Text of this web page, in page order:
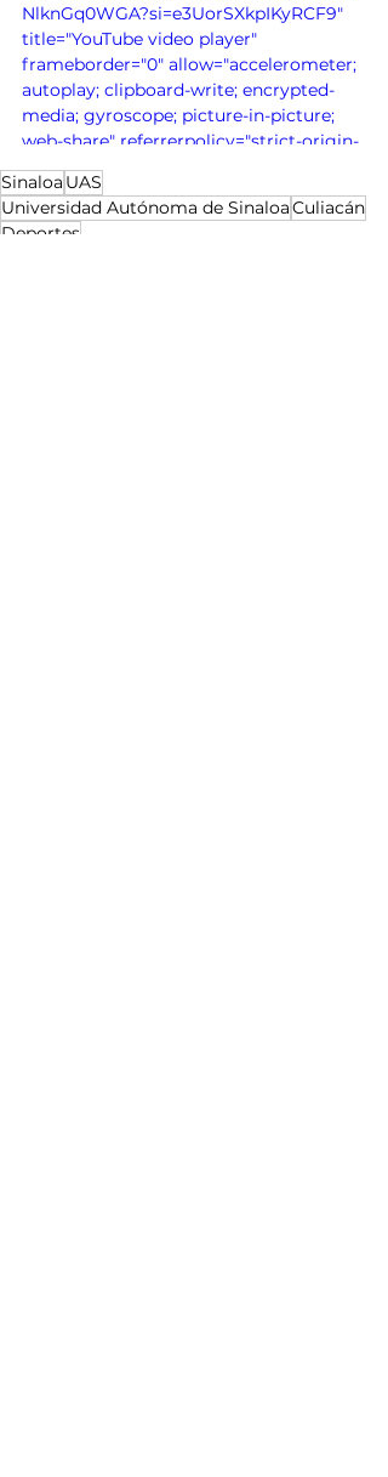
NlknGq0WGA?si=e3UorSXkpIKyRCF9"
title="YouTube video player"
frameborder="0" allow="accelerometer;
autoplay; clipboard-write; encrypted-
media; gyroscope; picture-in-picture;
web-share" referrerpolicy="strict-origin-
when-cross-origin" allowfullscreen>
</iframe>
Sinaloa UAS
Universidad Autónoma de SinaloaCuliacán
Deportes